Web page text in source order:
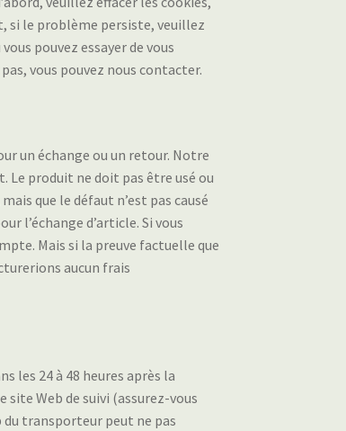
si le problème persiste, veuillez
pouvez essayer de vous
vous pouvez nous contacter.
un échange ou un retour. Notre
Le produit ne doit pas être usé ou
que le défaut n’est pas causé
l’échange d’article. Si vous
Mais si la preuve factuelle que
aucun frais
les 24 à 48 heures après la
Web de suivi (assurez-vous
du transporteur peut ne pas